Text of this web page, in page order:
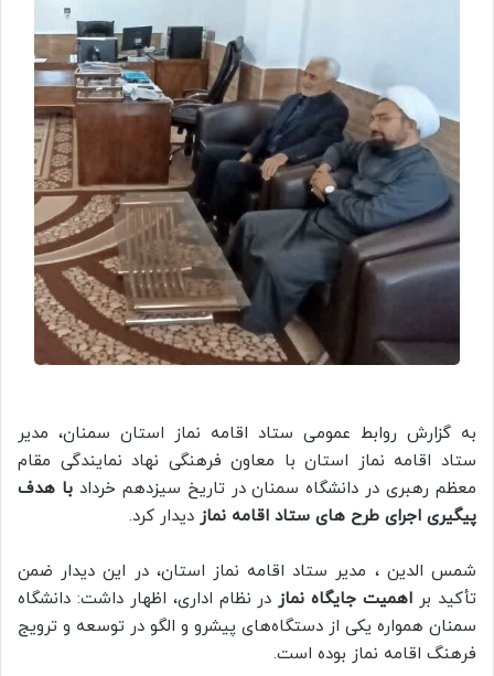
به گزارش روابط عمومی ستاد اقامه نماز استان سمنان، مدیر
ستاد اقامه نماز استان با معاون فرهنگی نهاد نمایندگی مقام
معظم رهبری در دانشگاه سمنان در تاریخ سیزدهم خردادبا هدف
پیگیری اجرای طرح های ستاد اقامه نماز دیدار کرد.
شمس الدین ، مدیر ستاد اقامه نماز استان، در این دیدار ضمن
تأکید بر اهمیت جایگاه نمازدر نظام اداری، اظهار داشت: دانشگاه
سمنان همواره یکی از دستگاه‌های پیشرو و الگو در توسعه و ترویج
فرهنگ اقامه نماز بوده است.